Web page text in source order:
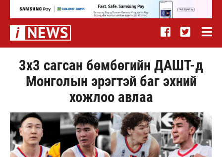
3х3 сагсан бөмбөгийн ДАШТ-д
Монголын эрэгтэй баг эхний
хожлоо авлаа